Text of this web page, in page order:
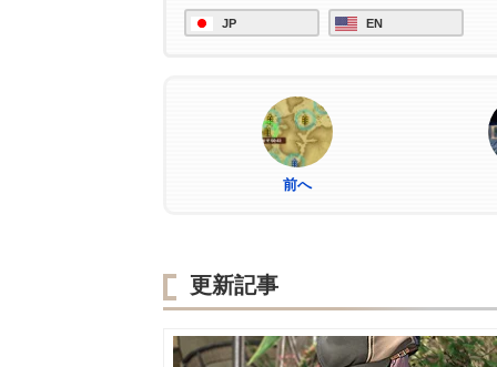
JP EN
前へ
更新記事